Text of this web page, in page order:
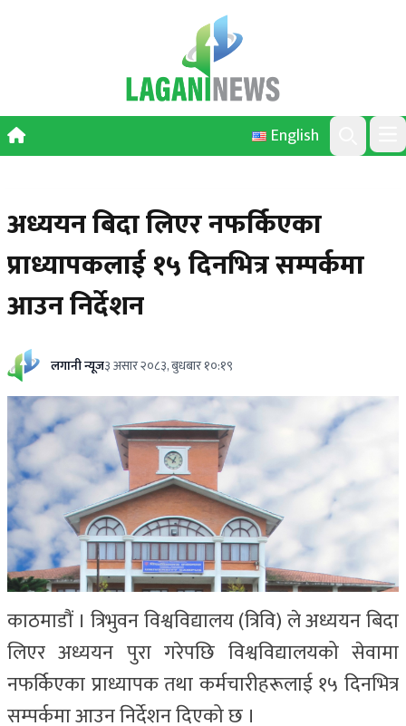
English
Search
अध्ययन बिदा लिएर नफर्किएका
प्राध्यापकलाई १५ दिनभित्र सम्पर्कमा
आउन निर्देशन
लगानी न्यूज३ असार २०८३, बुधबार १०:१९
काठमाडौं । त्रिभुवन विश्वविद्यालय (त्रिवि) ले अध्ययन बिदा
लिएर अध्ययन पुरा गरेपछि विश्वविद्यालयको सेवामा
नफर्किएका प्राध्यापक तथा कर्मचारीहरूलाई १५ दिनभित्र
सम्पर्कमा आउन निर्देशन दिएको छ ।